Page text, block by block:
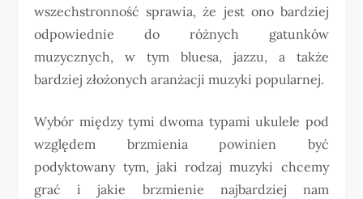
wszechstronność sprawia, że jest ono bardziej
odpowiednie do różnych gatunków
muzycznych, w tym bluesa, jazzu, a także
bardziej złożonych aranżacji muzyki popularnej.
Wybór między tymi dwoma typami ukulele pod
względem brzmienia powinien być
podyktowany tym, jaki rodzaj muzyki chcemy
grać i jakie brzmienie najbardziej nam